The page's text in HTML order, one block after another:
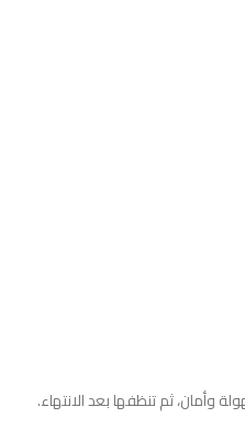
وأمان، ثم تنظفها بعد الانتهاء.